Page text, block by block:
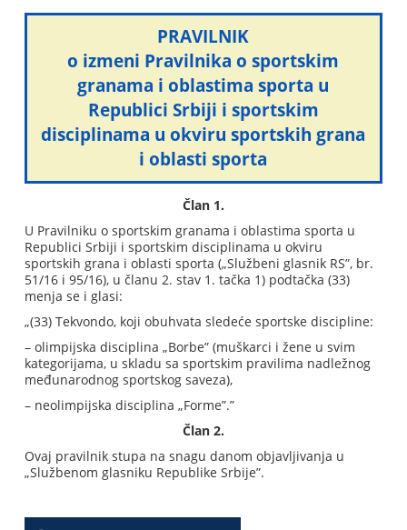
PRAVILNIK
o izmeni Pravilnika o sportskim
granama i oblastima sporta u
Republici Srbiji i sportskim
disciplinama u okviru sportskih grana
i oblasti sporta
Član 1.
U Pravilniku o sportskim granama i oblastima sporta u
Republici Srbiji i sportskim disciplinama u okviru
sportskih grana i oblasti sporta („Službeni glasnik RS”, br.
51/16 i 95/16), u članu 2. stav 1. tačka 1) podtačka (33)
menja se i glasi:
„(33) Tekvondo, koji obuhvata sledeće sportske discipline:
– olimpijska disciplina „Borbe” (muškarci i žene u svim
kategorijama, u skladu sa sportskim pravilima nadležnog
međunarodnog sportskog saveza),
– neolimpijska disciplina „Forme”.”
Član 2.
Ovaj pravilnik stupa na snagu danom objavljivanja u
„Službenom glasniku Republike Srbije”.